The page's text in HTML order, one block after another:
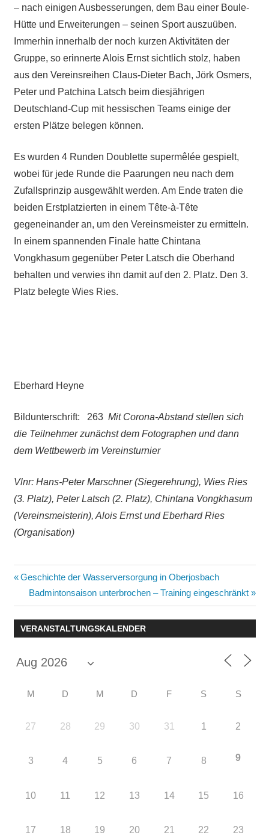
– nach einigen Ausbesserungen, dem Bau einer Boule-
Hütte und Erweiterungen – seinen Sport auszuüben.
Immerhin innerhalb der noch kurzen Aktivitäten der
Gruppe, so erinnerte Alois Ernst sichtlich stolz, haben
aus den Vereinsreihen Claus-Dieter Bach, Jörk Osmers,
Peter und Patchina Latsch beim diesjährigen
Deutschland-Cup mit hessischen Teams einige der
ersten Plätze belegen können.
Es wurden 4 Runden Doublette supermêlée gespielt,
wobei für jede Runde die Paarungen neu nach dem
Zufallsprinzip ausgewählt werden. Am Ende traten die
beiden Erstplatzierten in einem Tête-à-Tête
gegeneinander an, um den Vereinsmeister zu ermitteln.
In einem spannenden Finale hatte Chintana
Vongkhasum gegenüber Peter Latsch die Oberhand
behalten und verwies ihn damit auf den 2. Platz. Den 3.
Platz belegte Wies Ries.
Eberhard Heyne
Bildunterschrift: 263 Mit Corona-Abstand stellen sich
die Teilnehmer zunächst dem Fotographen und dann
dem Wettbewerb im Vereinsturnier
Vlnr: Hans-Peter Marschner (Siegerehrung), Wies Ries
(3. Platz), Peter Latsch (2. Platz), Chintana Vongkhasum
(Vereinsmeisterin), Alois Ernst und Eberhard Ries
(Organisation)
Beitragsnavigation
Vorheriger
Beitrag:
Geschichte der Wasserversorgung in Oberjosbach
Nächster
Beitrag:
Badmintonsaison unterbrochen – Training eingeschränkt
VERANSTALTUNGSKALENDER
M D M D F S S
27 28 29 30 31 1 2
3 4 5 6 7 8 9
10 11 12 13 14 15 16
17 18 19 20 21 22 23